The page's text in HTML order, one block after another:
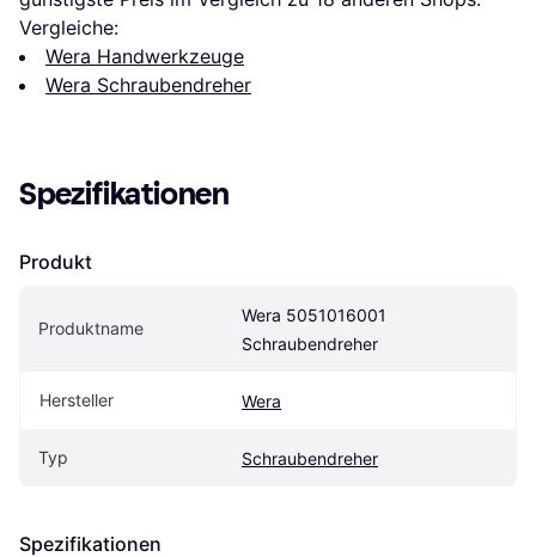
Vergleiche:
Wera Handwerkzeuge
Wera Schraubendreher
Spezifikationen
Produkt
Produktname
Wera 5051016001
Schraubendreher
Hersteller Wera
Typ Schraubendreher
Spezifikationen